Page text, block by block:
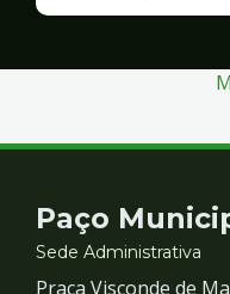
Contato
e
Paço
Sede Administrativa
Praça Visconde de